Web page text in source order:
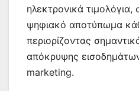
ηλεκτρονικά τιμολόγια,
ψηφιακό αποτύπωμα
περιορίζοντας
απόκρυψης
marketing.